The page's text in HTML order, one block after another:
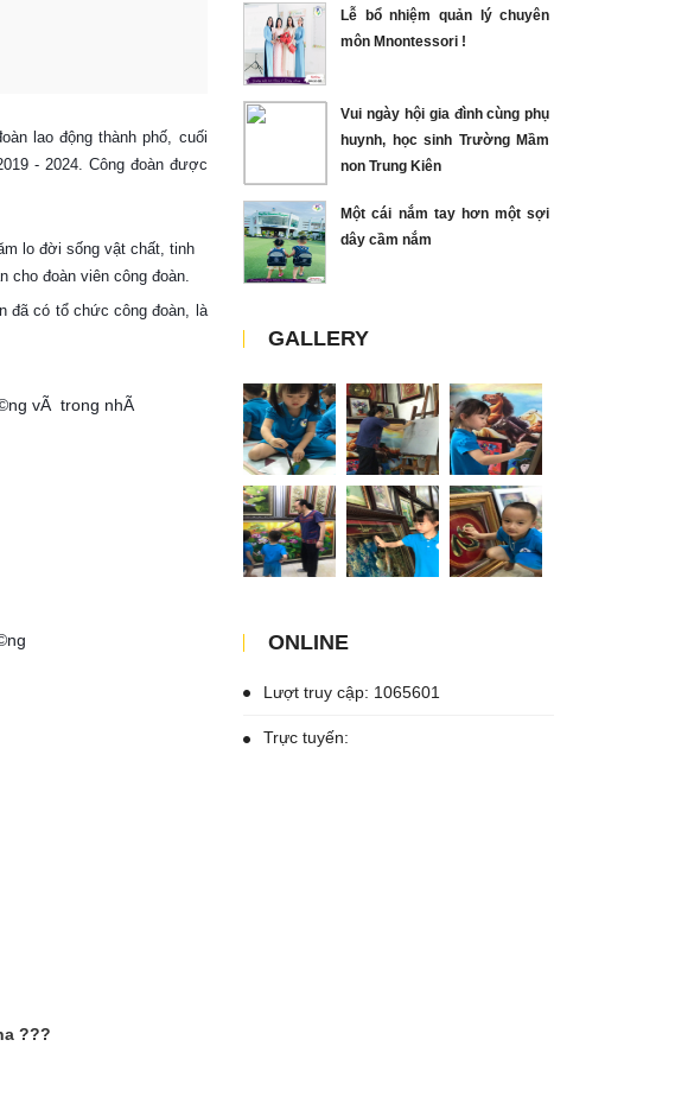
lao động thành phố, cuối
- 2024. Công đoàn được
lo đời sống vật chất, tinh
cho đoàn viên công đoàn.
đã có tổ chức công đoàn, là
???
Lễ bổ nhiệm quản lý chuyên
môn Mnontessori !
Vui ngày hội gia đình cùng phụ
huynh, học sinh Trường Mầm
non Trung Kiên
Một cái nắm tay hơn một sợi
dây cầm nắm
GALLERY
ONLINE
Lượt truy cập: 1065601
Trực tuyến: